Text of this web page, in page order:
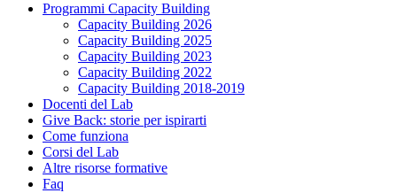
Programmi Capacity Building
Capacity Building 2026
Capacity Building 2025
Capacity Building 2023
Capacity Building 2022
Capacity Building 2018-2019
Docenti del Lab
Give Back: storie per ispirarti
Come funziona
Corsi del Lab
Altre risorse formative
Faq